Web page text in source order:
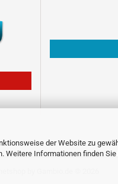
der Website zu
Weitere Informationen finden Sie